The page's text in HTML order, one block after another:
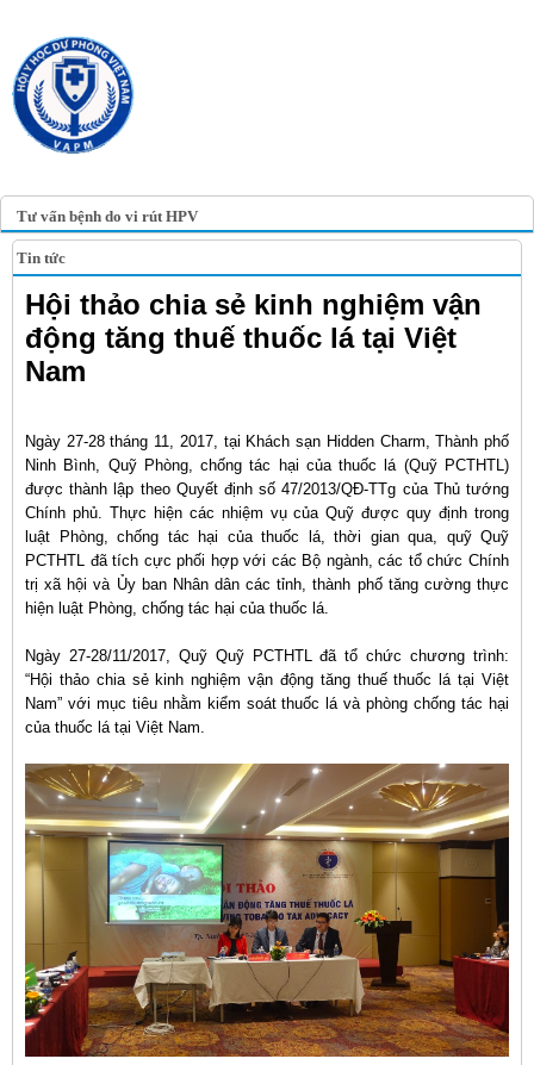
Tư vấn bệnh do vi rút HPV
Tin tức
Hội thảo chia sẻ kinh nghiệm vận
động tăng thuế thuốc lá tại Việt
Nam
Ngày 27-28 tháng 11, 2017, tại Khách sạn Hidden Charm, Thành phố
Ninh Bình, Quỹ Phòng, chống tác hại của thuốc lá (Quỹ PCTHTL)
được thành lập theo Quyết định số 47/2013/QĐ-TTg của Thủ tướng
Chính phủ. Thực hiện các nhiệm vụ của Quỹ được quy định trong
luật Phòng, chống tác hại của thuốc lá, thời gian qua, quỹ Quỹ
PCTHTL đã tích cực phối hợp với các Bộ ngành, các tổ chức Chính
trị xã hội và Ủy ban Nhân dân các tỉnh, thành phố tăng cường thực
hiện luật Phòng, chống tác hại của thuốc lá.
Ngày 27-28/11/2017, Quỹ Quỹ PCTHTL đã tổ chức chương trình:
“Hội thảo chia sẻ kinh nghiệm vận động tăng thuế thuốc lá tại Việt
Nam” với mục tiêu nhằm kiểm soát thuốc lá và phòng chống tác hại
của thuốc lá tại Việt Nam.